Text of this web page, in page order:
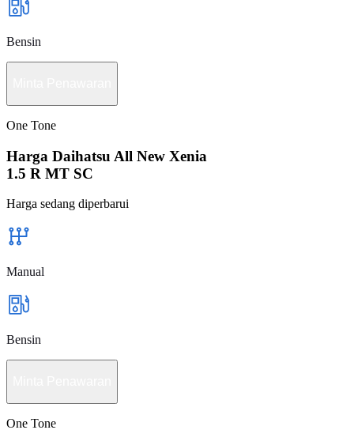
Bensin
One Tone
Harga Daihatsu All New Xenia
1.5 R MT SC
Harga sedang diperbarui
Manual
Bensin
One Tone